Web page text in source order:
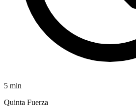
5 min
Quinta Fuerza